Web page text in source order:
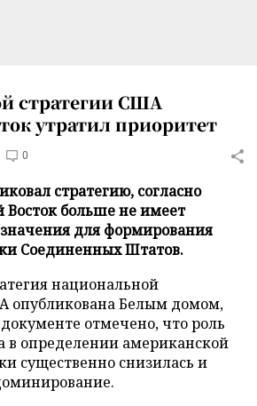
стратегии США
утратил приоритет
0
стратегию, согласно
больше не имеет
для формирования
Соединенных Штатов.
национальной
опубликована Белым домом,
отмечено, что роль
в определении американской
существенно снизилась и